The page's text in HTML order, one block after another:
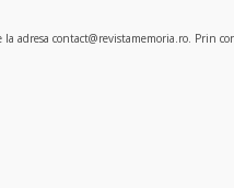
contact@revistamemoria.ro. Prin